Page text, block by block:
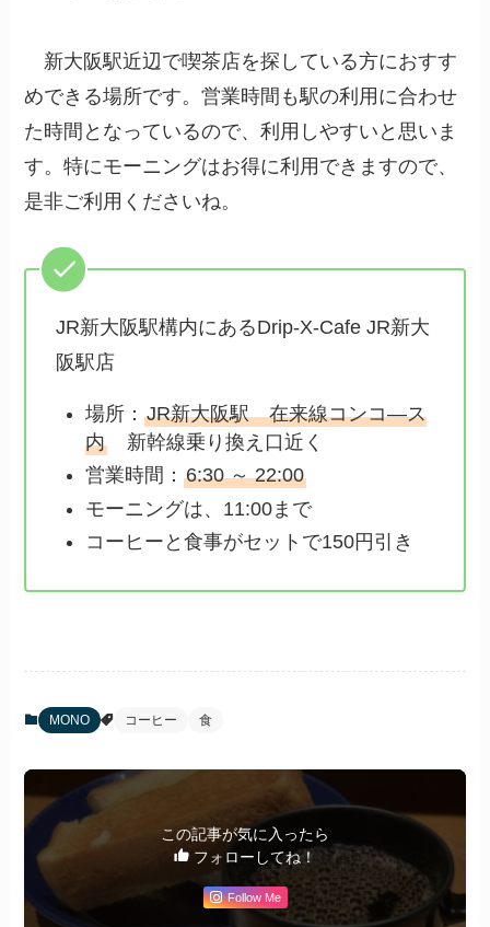
新大阪駅近辺で喫茶店を探している方におすす
めできる場所です。営業時間も駅の利用に合わせ
た時間となっているので、利用しやすいと思いま
す。特にモーニングはお得に利用できますので、
是非ご利用くださいね。
JR新大阪駅構内にあるDrip-X-Cafe JR新大
阪駅店
場所：JR新大阪駅 在来線コンコ―ス
内 新幹線乗り換え口近く
営業時間：6:30 ～ 22:00
モーニングは、11:00まで
コーヒーと食事がセットで150円引き
MONO コーヒー 食
この記事が気に入ったら
フォローしてね！
Follow Me